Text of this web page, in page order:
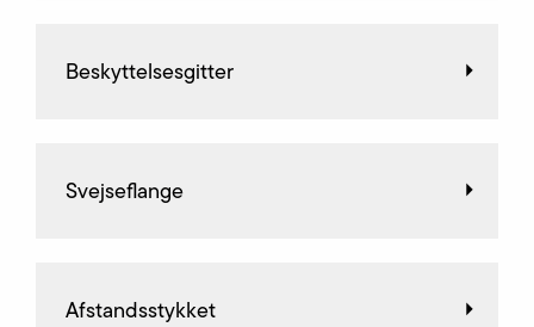
Beskyttelsesgitter
Svejseflange
Afstandsstykket